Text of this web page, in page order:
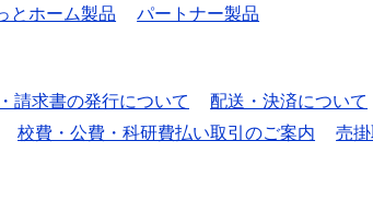
とホーム製品 パートナー製品
請求書の発行について 配送・決済について
校費・公費・科研費払い取引のご案内 売